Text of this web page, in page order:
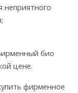
неприятного
био
цене.
фирменное